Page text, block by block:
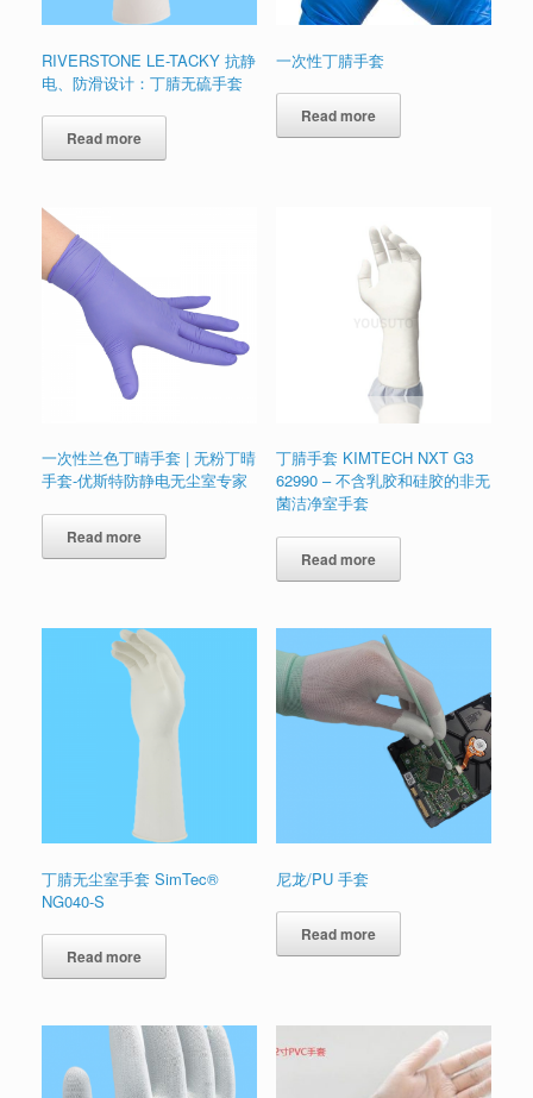
RIVERSTONE LE-TACKY 抗静
电、防滑设计：丁腈无硫手套
Read more
一次性丁腈手套
Read more
一次性兰色丁晴手套 | 无粉丁晴
手套-优斯特防静电无尘室专家
Read more
丁腈手套 KIMTECH NXT G3
62990 – 不含乳胶和硅胶的非无
菌洁净室手套
Read more
丁腈无尘室手套 SimTec®
NG040-S
Read more
尼龙/PU 手套
Read more